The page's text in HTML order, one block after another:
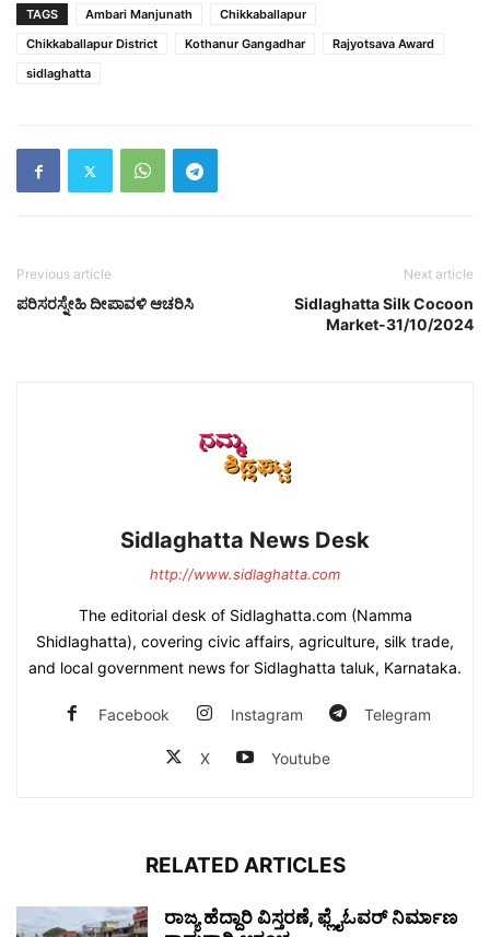
TAGS Ambari Manjunath
Chikkaballapur
Chikkaballapur District
Kothanur Gangadhar
Rajyotsava Award
sidlaghatta
Previous article
ಪರಿಸರಸ್ನೇಹಿ ದೀಪಾವಳಿ ಆಚರಿಸಿ
Next article
Sidlaghatta Silk Cocoon
Market-31/10/2024
Sidlaghatta News Desk
http://www.sidlaghatta.com
The editorial desk of Sidlaghatta.com (Namma
Shidlaghatta), covering civic affairs, agriculture, silk trade,
and local government news for Sidlaghatta taluk, Karnataka.
Facebook Instagram Telegram
X Youtube
RELATED ARTICLES
ರಾಜ್ಯ ಹೆದ್ದಾರಿ ವಿಸ್ತರಣೆ, ಫ್ಲೈಓವರ್ ನಿರ್ಮಾಣ